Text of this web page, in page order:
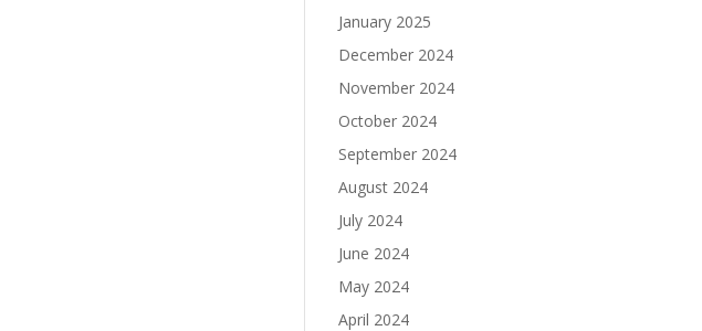
January 2025
December 2024
November 2024
October 2024
September 2024
August 2024
July 2024
June 2024
May 2024
April 2024